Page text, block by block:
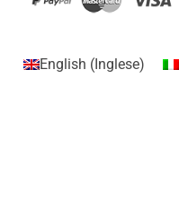
English (Inglese)